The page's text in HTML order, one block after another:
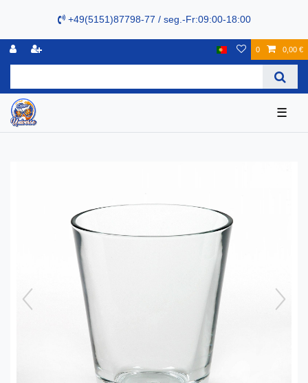
+49(5151)87798-77 / seg.-Fr:09:00-18:00
0 0,00 €
☰